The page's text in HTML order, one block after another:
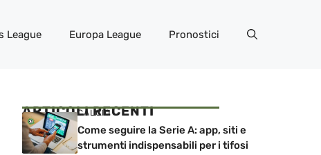
League Europa League Pronostici
ARTICOLI RECENTI
CALCIO
Come seguire la Serie A: app, siti e
strumenti indispensabili per i tifosi